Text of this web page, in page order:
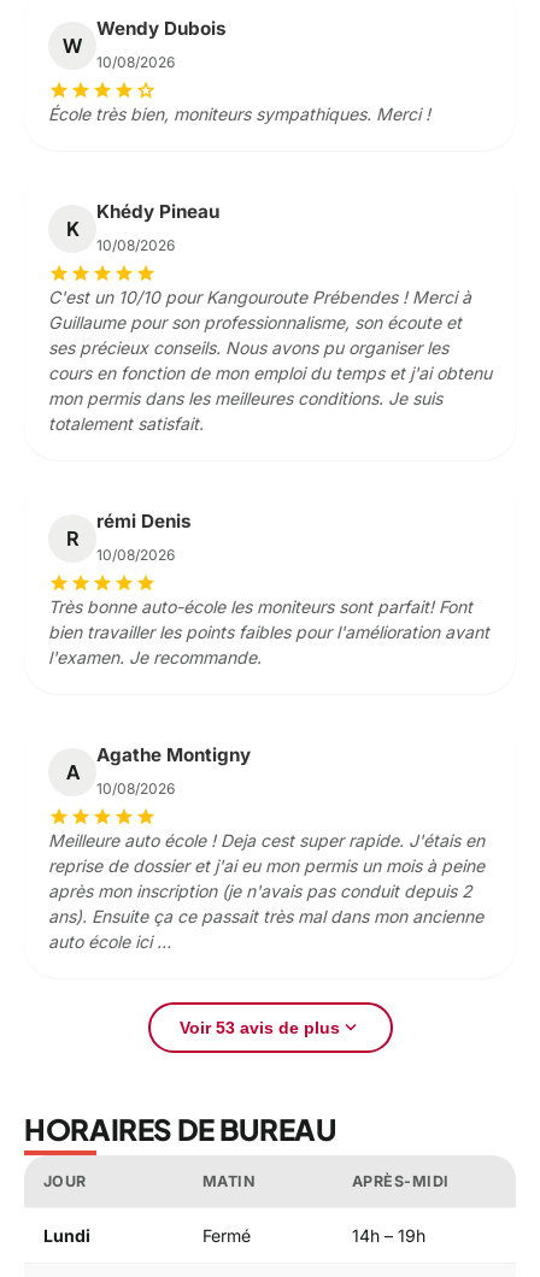
W
Wendy Dubois
10/08/2026
starstarstarstarstar
École très bien, moniteurs sympathiques. Merci !
K
Khédy Pineau
10/08/2026
starstarstarstarstar
C'est un 10/10 pour Kangouroute Prébendes ! Merci à
Guillaume pour son professionnalisme, son écoute et
ses précieux conseils. Nous avons pu organiser les
cours en fonction de mon emploi du temps et j'ai obtenu
mon permis dans les meilleures conditions. Je suis
totalement satisfait.
R
rémi Denis
10/08/2026
starstarstarstarstar
Très bonne auto-école les moniteurs sont parfait! Font
bien travailler les points faibles pour l'amélioration avant
l'examen. Je recommande.
A
Agathe Montigny
10/08/2026
starstarstarstarstar
Meilleure auto école ! Deja cest super rapide. J'étais en
reprise de dossier et j'ai eu mon permis un mois à peine
après mon inscription (je n'avais pas conduit depuis 2
ans). Ensuite ça ce passait très mal dans mon ancienne
auto école ici …
Voir 53 avis de plusexpand_more
HORAIRES DE BUREAU
JOUR MATIN APRÈS-MIDI
Lundi Fermé 14h – 19h